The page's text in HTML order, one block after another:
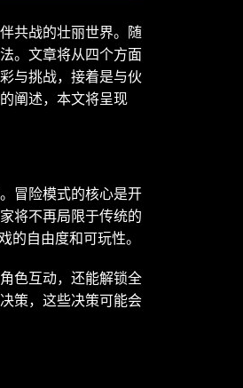
共战的壮丽世界。随
。文章将从四个方面
与挑战，接着是与伙
阐述，本文将呈现
冒险模式的核心是开
将不再局限于传统的
的自由度和可玩性。
色互动，还能解锁全
策，这些决策可能会